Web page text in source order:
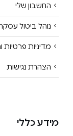
החשבון שלי
נוהל ביטול
מדיניות פרטיות
הצהרת נגישות
מידע כללי